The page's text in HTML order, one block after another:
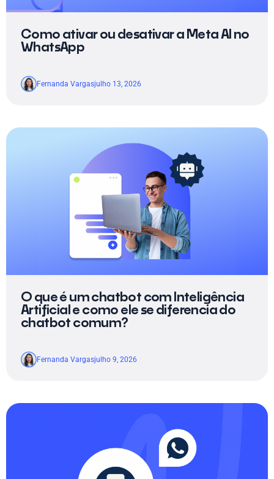
Como ativar ou desativar a Meta AI no
WhatsApp
Fernanda Vargasjulho 13, 2026
O que é um chatbot com Inteligência
Artificial e como ele se diferencia do
chatbot comum?
Fernanda Vargasjulho 9, 2026